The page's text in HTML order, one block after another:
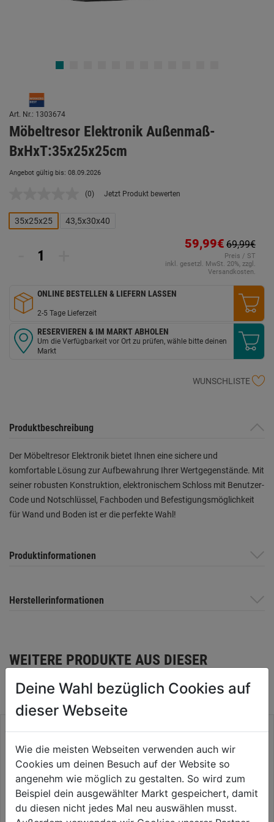
Art. Nr.: 1303674
Möbeltresor Elektronik Außenmaß-
BxHxT:35x25x25cm
Angebot gültig bis: 08.09.2026
Kein
Link
auf
(0) Jetzt Produkt bewerten
35x25x25 43,5x30x40
59,99€ 69,99€
Preis / ST
inkl. gesetzl. MwSt. 20%, zzgl.
Versandkosten.
ONLINE BESTELLEN & LIEFERN LASSEN
2-5 Tage Lieferzeit
RESERVIEREN & IM MARKT ABHOLEN
Um die Verfügbarkeit vor Ort zu prüfen, wähle bitte deinen
Markt
WUNSCHLISTE
Produktbeschreibung
Der Möbeltresor Elektronik bietet Ihnen eine sichere und
komfortable Lösung zur Aufbewahrung Ihrer Wertgegenstände. Mit
seiner robusten Konstruktion, elektronischem Schloss mit Benutzer-
Code und Notschlüssel, Fachboden und Befestigungsmöglichkeit
für Wand und Boden ist er die perfekte Wahl!
Produktinformationen
Herstellerinformationen
WEITERE PRODUKTE AUS DIESER
KATEGORIE
Deine Wahl bezüglich Cookies auf
dieser Webseite
Wie die meisten Webseiten verwenden auch wir
Cookies um deinen Besuch auf der Website so
angenehm wie möglich zu gestalten. So wird zum
Beispiel dein ausgewählter Markt gespeichert, damit
du diesen nicht jedes Mal neu auswählen musst.